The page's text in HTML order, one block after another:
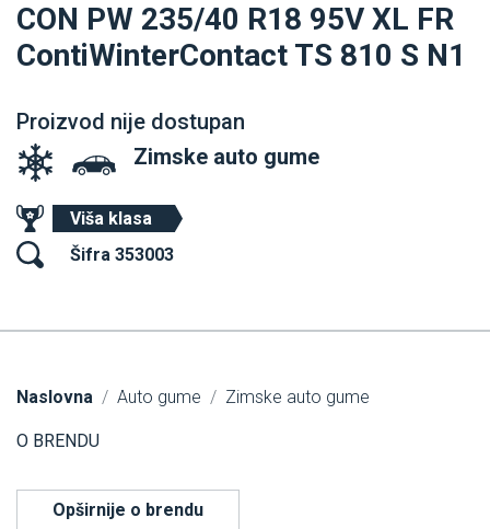
CON PW 235/40 R18 95V XL FR
ContiWinterContact TS 810 S N1
Proizvod nije dostupan
Zimske auto gume
Viša klasa
Šifra 353003
Naslovna Auto gume Zimske auto gume
O BRENDU
Opširnije o brendu